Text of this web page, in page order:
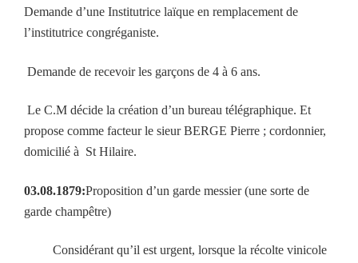
Demande d’une Institutrice laïque en remplacement de
l’institutrice congréganiste.
Demande de recevoir les garçons de 4 à 6 ans.
Le C.M décide la création d’un bureau télégraphique. Et
propose comme facteur le sieur BERGE Pierre ; cordonnier,
domicilié à St Hilaire.
03.08.1879:Proposition d’un garde messier (une sorte de
garde champêtre)
Considérant qu’il est urgent, lorsque la récolte vinicole